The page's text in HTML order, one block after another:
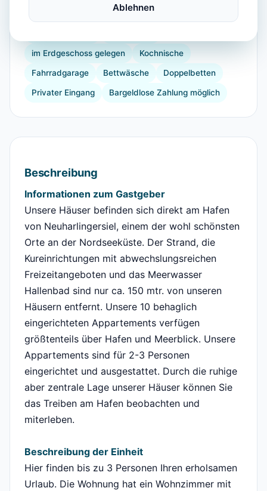
Föhn Dusche
im Erdgeschoss gelegen Kochnische
Fahrradgarage Bettwäsche Doppelbetten
Privater Eingang Bargeldlose Zahlung möglich
Beschreibung
Informationen zum Gastgeber
Unsere Häuser befinden sich direkt am Hafen
von Neuharlingersiel, einem der wohl schönsten
Orte an der Nordseeküste. Der Strand, die
Kureinrichtungen mit abwechslungsreichen
Freizeitangeboten und das Meerwasser
Hallenbad sind nur ca. 150 mtr. von unseren
Häusern entfernt. Unsere 10 behaglich
eingerichteten Appartements verfügen
größtenteils über Hafen und Meerblick. Unsere
Appartements sind für 2-3 Personen
eingerichtet und ausgestattet. Durch die ruhige
aber zentrale Lage unserer Häuser können Sie
das Treiben am Hafen beobachten und
miterleben.
Beschreibung der Einheit
Hier finden bis zu 3 Personen Ihren erholsamen
Urlaub. Die Wohnung hat ein Wohnzimmer mit
Ablehnen